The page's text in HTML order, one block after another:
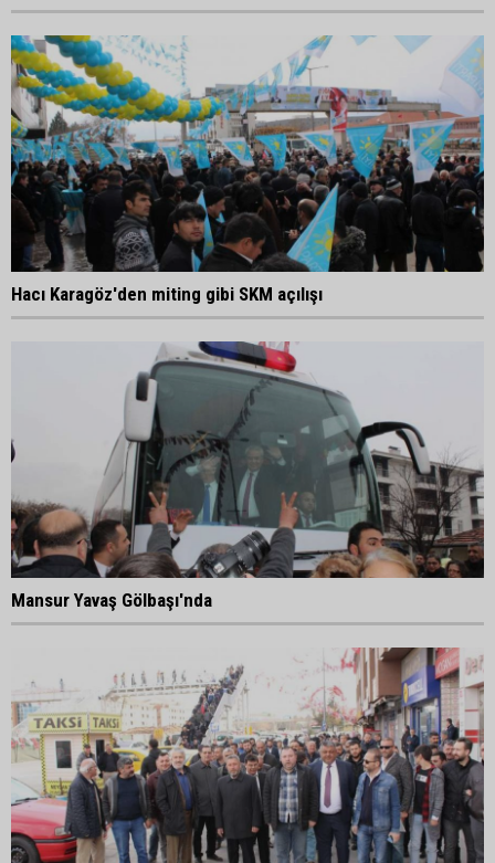
Hacı Karagöz'den miting gibi SKM açılışı
Mansur Yavaş Gölbaşı'nda